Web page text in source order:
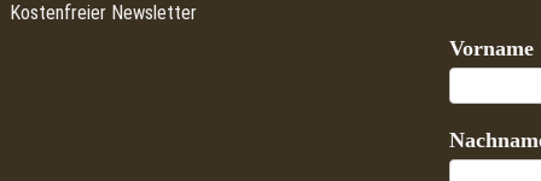
Kostenfreier Newsletter
Vorname